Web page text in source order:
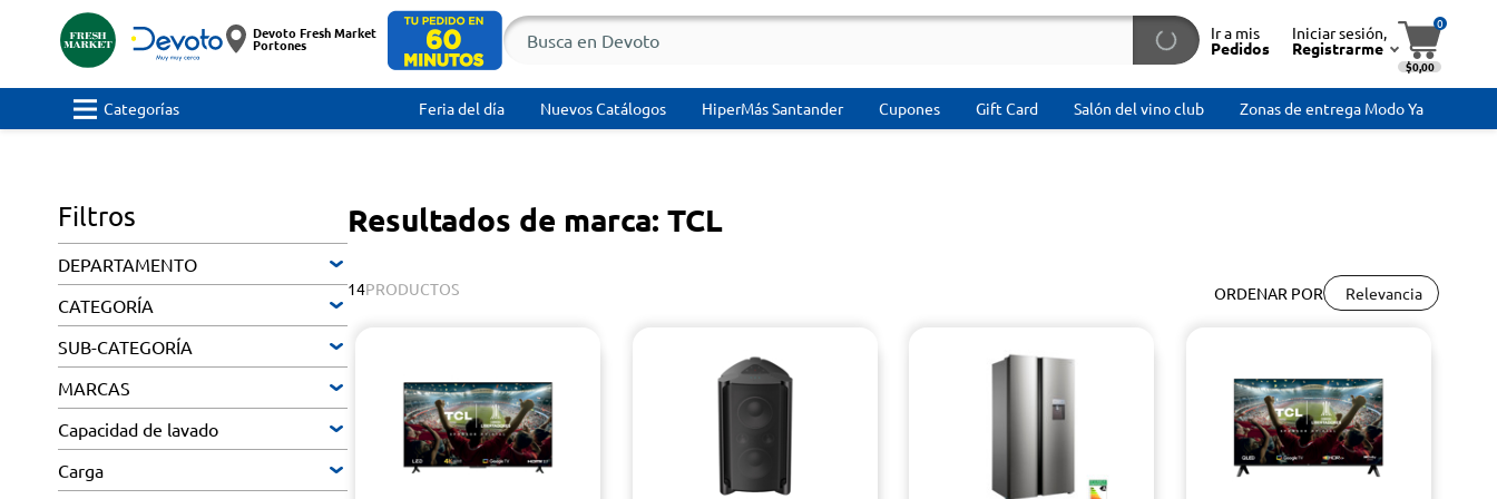
Devoto Fresh Market
Portones
Ir a mis
Pedidos
Iniciar sesión,
Registrarme
0
$0,00
Categorías Feria del día Nuevos Catálogos HiperMás Santander Cupones Gift Card Salón del vino club Zonas de entrega Modo Ya
Filtros
DEPARTAMENTO
CATEGORÍA
SUB-CATEGORÍA
MARCAS
Capacidad de lavado
Carga
Resultados de marca: TCL
ORDENAR POR Relevancia
14PRODUCTOS